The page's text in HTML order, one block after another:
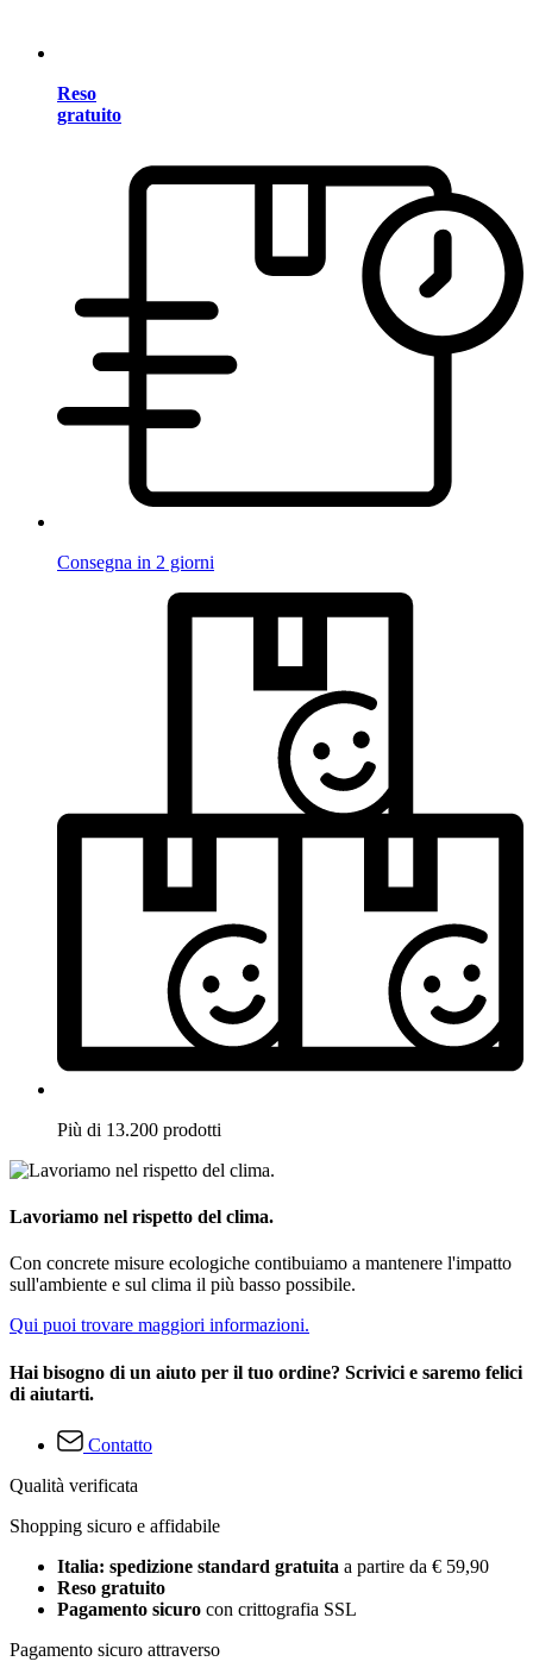
Reso
gratuito
Consegna in 2 giorni
Più di 13.200 prodotti
Lavoriamo nel rispetto del clima.
Con concrete misure ecologiche contibuiamo a mantenere l'impatto
sull'ambiente e sul clima il più basso possibile.
Qui puoi trovare maggiori informazioni.
Hai bisogno di un aiuto per il tuo ordine? Scrivici e saremo felici
di aiutarti.
Contatto
Qualità verificata
Shopping sicuro e affidabile
Italia: spedizione standard gratuita a partire da € 59,90
Reso gratuito
Pagamento sicuro con crittografia SSL
Pagamento sicuro attraverso